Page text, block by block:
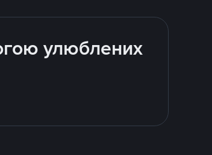
улюблених